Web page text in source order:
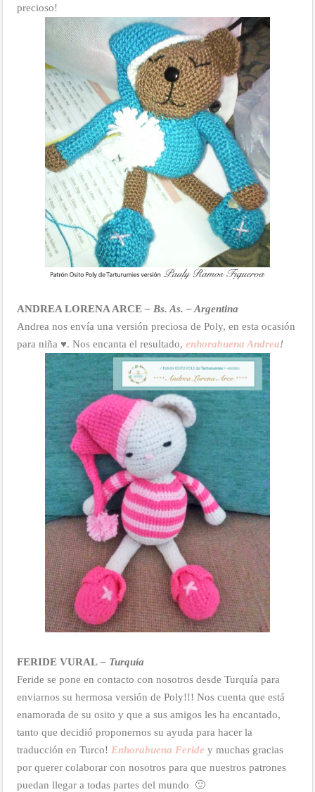
precioso!
ANDREA LORENA ARCE– Bs. As. – Argentina
Andrea nos envía una versión preciosa de Poly, en esta ocasión
para niña ♥. Nos encanta el resultado, enhorabuena Andrea!
FERIDE VURAL– Turquía
Feride se pone en contacto con nosotros desde Turquía para
enviarnos su hermosa versión de Poly!!! Nos cuenta que está
enamorada de su osito y que a sus amigos les ha encantado,
tanto que decidió proponernos su ayuda para hacer la
traducción en Turco! Enhorabuena Feride y muchas gracias
por querer colaborar con nosotros para que nuestros patrones
puedan llegar a todas partes del mundo 🙂